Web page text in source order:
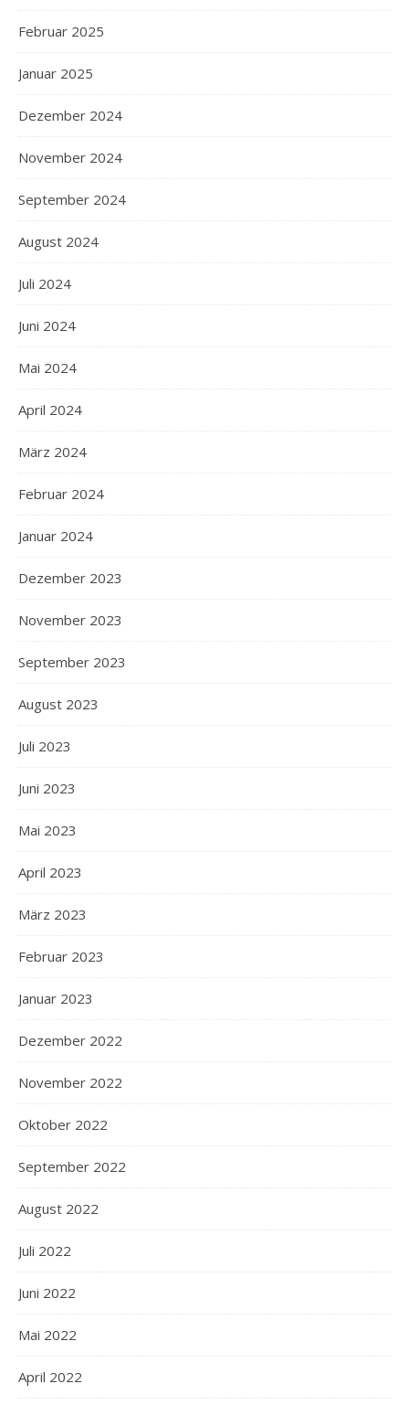
Februar 2025
Januar 2025
Dezember 2024
November 2024
September 2024
August 2024
Juli 2024
Juni 2024
Mai 2024
April 2024
März 2024
Februar 2024
Januar 2024
Dezember 2023
November 2023
September 2023
August 2023
Juli 2023
Juni 2023
Mai 2023
April 2023
März 2023
Februar 2023
Januar 2023
Dezember 2022
November 2022
Oktober 2022
September 2022
August 2022
Juli 2022
Juni 2022
Mai 2022
April 2022